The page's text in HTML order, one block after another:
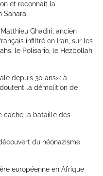
et reconnaît la
Sahara
Ghadiri, ancien
infiltré en Iran, sur les
le Polisario, le Hezbollah
depuis 30 ans»: à
la démolition de
cache la bataille des
du néonazisme
européenne en Afrique